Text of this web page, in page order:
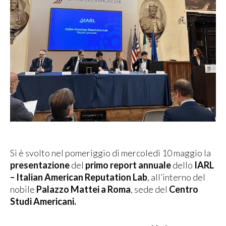
Si è svolto nel pomeriggio di mercoledì 10 maggio la
presentazionedel primo report annualedello IARL
– Italian American Reputation Lab, all’interno del
nobile Palazzo Mattei a Roma, sede del Centro
Studi Americani.